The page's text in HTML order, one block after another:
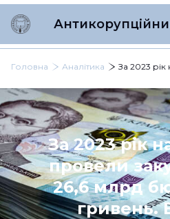
Головна Аналітика
За 2023 рік
провели
26,6 млрд
гривень.